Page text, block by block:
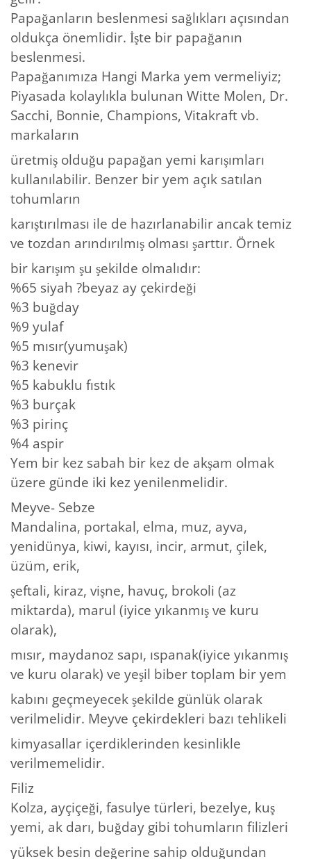
Papağanların beslenmesi sağlıkları açısından
oldukça önemlidir. İşte bir papağanın
beslenmesi.
Papağanımıza Hangi Marka yem vermeliyiz;
Piyasada kolaylıkla bulunan Witte Molen, Dr.
Sacchi, Bonnie, Champions, Vitakraft vb.
markaların
üretmiş olduğu papağan yemi karışımları
kullanılabilir. Benzer bir yem açık satılan
tohumların
karıştırılması ile de hazırlanabilir ancak temiz
ve tozdan arındırılmış olması şarttır. Örnek
bir karışım şu şekilde olmalıdır:
%65 siyah ?beyaz ay çekirdeği
%3 buğday
%9 yulaf
%5 mısır(yumuşak)
%3 kenevir
%5 kabuklu fıstık
%3 burçak
%3 pirinç
%4 aspir
Yem bir kez sabah bir kez de akşam olmak
üzere günde iki kez yenilenmelidir.
Meyve- Sebze
Mandalina, portakal, elma, muz, ayva,
yenidünya, kiwi, kayısı, incir, armut, çilek,
üzüm, erik,
şeftali, kiraz, vişne, havuç, brokoli (az
miktarda), marul (iyice yıkanmış ve kuru
olarak),
mısır, maydanoz sapı, ıspanak(iyice yıkanmış
ve kuru olarak) ve yeşil biber toplam bir yem
kabını geçmeyecek şekilde günlük olarak
verilmelidir. Meyve çekirdekleri bazı tehlikeli
kimyasallar içerdiklerinden kesinlikle
verilmemelidir.
Filiz
Kolza, ayçiçeği, fasulye türleri, bezelye, kuş
yemi, ak darı, buğday gibi tohumların filizleri
yüksek besin değerine sahip olduğundan